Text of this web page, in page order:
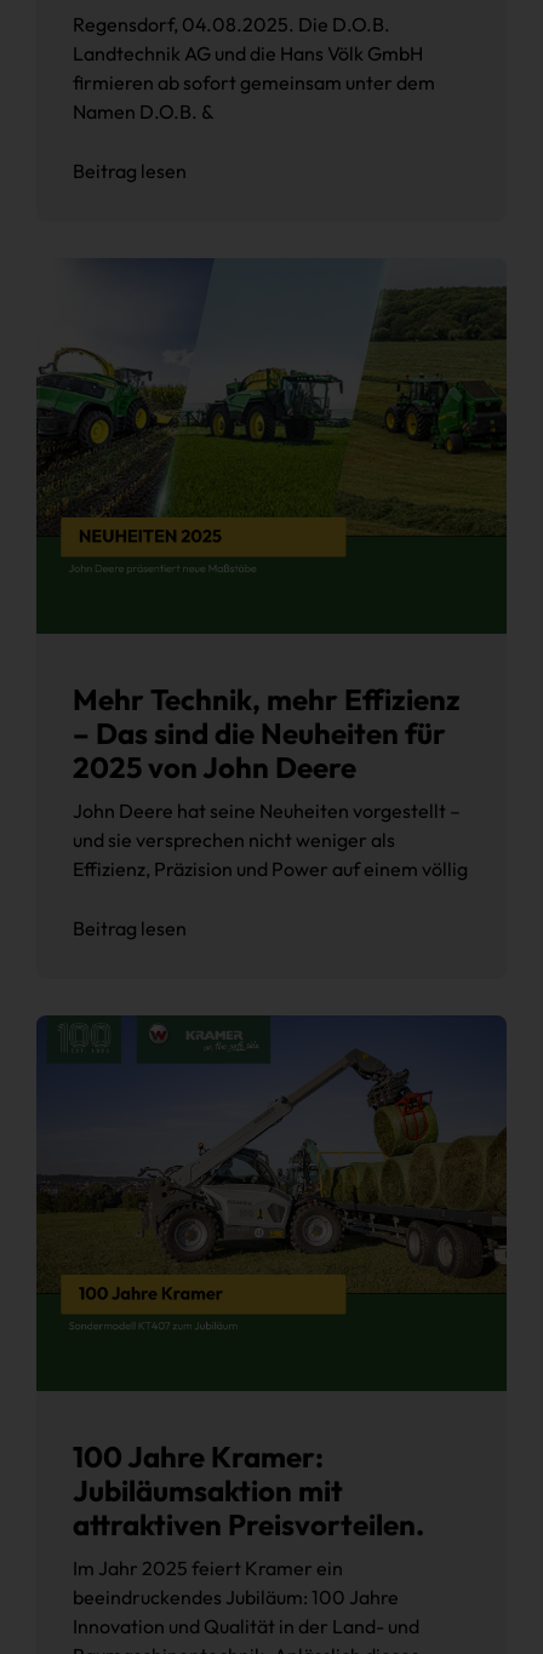
Regensdorf, 04.08.2025. Die D.O.B.
Landtechnik AG und die Hans Völk GmbH
firmieren ab sofort gemeinsam unter dem
Namen D.O.B. &
Beitrag lesen
Mehr Technik, mehr Effizienz
– Das sind die Neuheiten für
2025 von John Deere
John Deere hat seine Neuheiten vorgestellt –
und sie versprechen nicht weniger als
Effizienz, Präzision und Power auf einem völlig
Beitrag lesen
100 Jahre Kramer:
Jubiläumsaktion mit
attraktiven Preisvorteilen.
Im Jahr 2025 feiert Kramer ein
beeindruckendes Jubiläum: 100 Jahre
Innovation und Qualität in der Land- und